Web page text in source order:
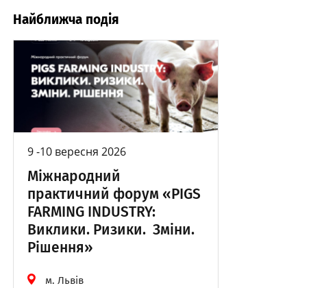
Найближча подія
9 -10 вересня 2026
Міжнародний
практичний форум «PIGS
FARMING INDUSTRY:
Виклики. Ризики. Зміни.
Рішення»
м. Львів